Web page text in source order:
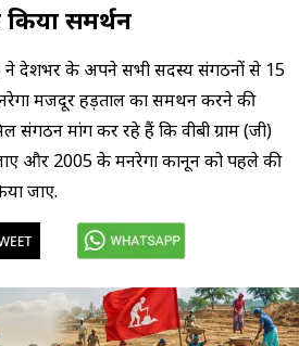
समर्थन
ने देशभर के अपने सभी सदस्य संगठनों से 15
मजदूर हड़ताल का समर्थन करने की
संगठन मांग कर रहे हैं कि वीबी ग्राम (जी)
और 2005 के मनरेगा कानून को पहले की
जाए.